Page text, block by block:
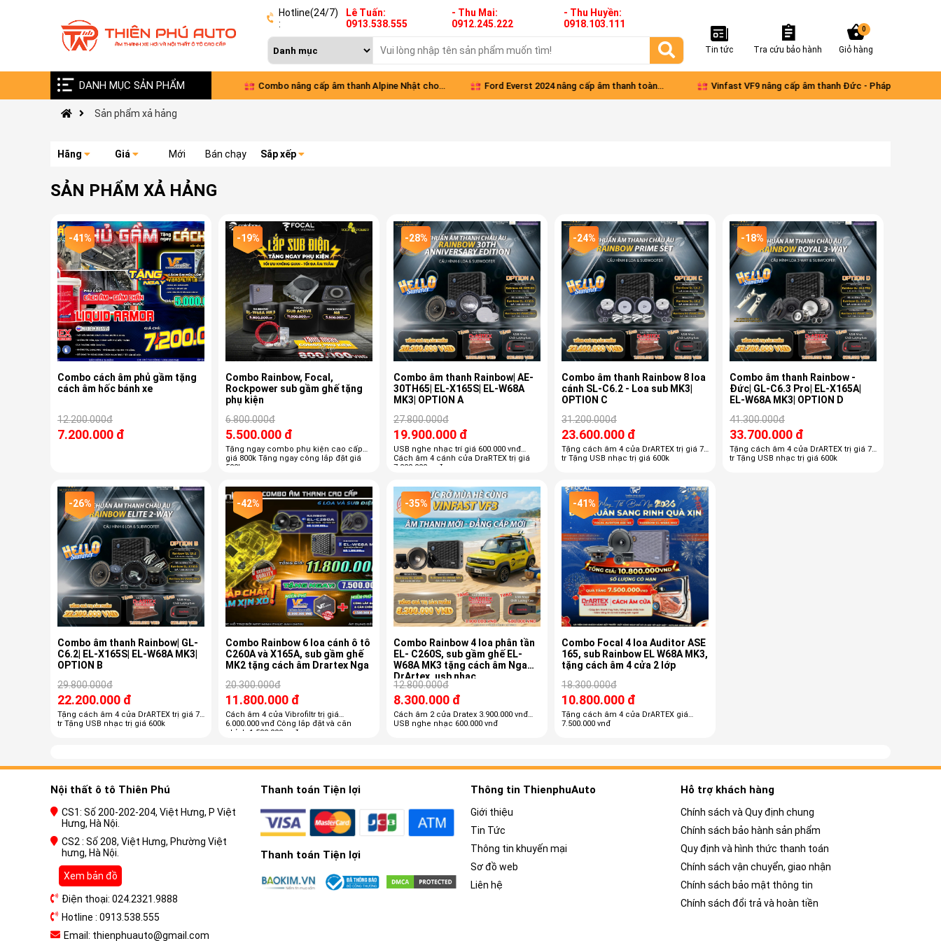
Hotline(24/7)
:
Lê Tuấn:
0913.538.555
- Thu Mai:
0912.245.222
- Thu Huyền:
0918.103.111
Tin tức Tra cứu bảo hành Giỏ hàng
0
DANH MỤC SẢN PHẨM
Vinfast VF9 nâng cấp âm thanh Đức - Pháp Combo nâng cấp âm thanh Alpine Nhật cho Ford Everst 2024 nâng cấp âm thanh toàn Vinfast VF9 nâng cấp âm thanh Đức - Pháp
Sản phẩm xả hảng
Hãng Giá Mới Bán chạy Sắp xếp
SẢN PHẨM XẢ HẢNG
-41%
Combo cách âm phủ gầm tặng
cách âm hốc bánh xe
12.200.000đ
7.200.000 đ
-19%
Combo Rainbow, Focal,
Rockpower sub gầm ghế tặng
phụ kiện
6.800.000đ
5.500.000 đ
Tặng ngay combo phụ kiện cao cấp
giá 800k Tặng ngay công lắp đặt giá
500k
-28%
Combo âm thanh Rainbow| AE-
30TH65| EL-X165S| EL-W68A
MK3| OPTION A
27.800.000đ
19.900.000 đ
USB nghe nhạc trí giá 600.000 vnđ
Cách âm 4 cánh cửa DraRTEX trị giá
7.000.000 vnđ
-24%
Combo âm thanh Rainbow 8 loa
cánh SL-C6.2 - Loa sub MK3|
OPTION C
31.200.000đ
23.600.000 đ
Tặng cách âm 4 cửa DrARTEX trị giá 7
tr Tặng USB nhạc trị giá 600k
-18%
Combo âm thanh Rainbow -
Đức| GL-C6.3 Pro| EL-X165A|
EL-W68A MK3| OPTION D
41.300.000đ
33.700.000 đ
Tặng cách âm 4 cửa DrARTEX trị giá 7
tr Tặng USB nhạc trị giá 600k
-26%
Combo âm thanh Rainbow| GL-
C6.2| EL-X165S| EL-W68A MK3|
OPTION B
29.800.000đ
22.200.000 đ
Tặng cách âm 4 cửa DrARTEX trị giá 7
tr Tặng USB nhạc trị giá 600k
-42%
Combo Rainbow 6 loa cánh ô tô
C260A và X165A, sub gầm ghế
MK2 tặng cách âm Drartex Nga
20.300.000đ
11.800.000 đ
Cách âm 4 cửa Vibrofiltr trị giá
6.000.000 vnđ Công lắp đặt và căn
chỉnh 1.500.000 vnđ
-35%
Combo Rainbow 4 loa phân tần
EL- C260S, sub gầm ghế EL-
W68A MK3 tặng cách âm Nga
DrArtex, usb nhạc
12.800.000đ
8.300.000 đ
Cách âm 2 cửa Dratex 3.900.000 vnđ
USB nghe nhạc 600.000 vnđ
-41%
Combo Focal 4 loa Auditor ASE
165, sub Rainbow EL W68A MK3,
tặng cách âm 4 cửa 2 lớp
18.300.000đ
10.800.000 đ
Tặng cách âm 4 cửa DrARTEX giá
7.500.000 vnđ
Nội thất ô tô Thiên Phú
CS1: Số 200-202-204, Việt Hưng, P Việt
Hưng, Hà Nội.
CS2 : Số 208, Việt Hưng, Phường Việt
hưng, Hà Nội.
Xem bản đồ
Điện thoại: 024.2321.9888
Hotline : 0913.538.555
Email: thienphuauto@gmail.com
Thanh toán Tiện lợi
Thanh toán Tiện lợi
Thông tin ThienphuAuto
Giới thiệu
Tin Tức
Thông tin khuyến mại
Sơ đồ web
Liên hệ
Hỗ trợ khách hàng
Chính sách và Quy định chung
Chính sách bảo hành sản phẩm
Quy định và hình thức thanh toán
Chính sách vận chuyển, giao nhận
Chính sách bảo mật thông tin
Chính sách đổi trả và hoàn tiền